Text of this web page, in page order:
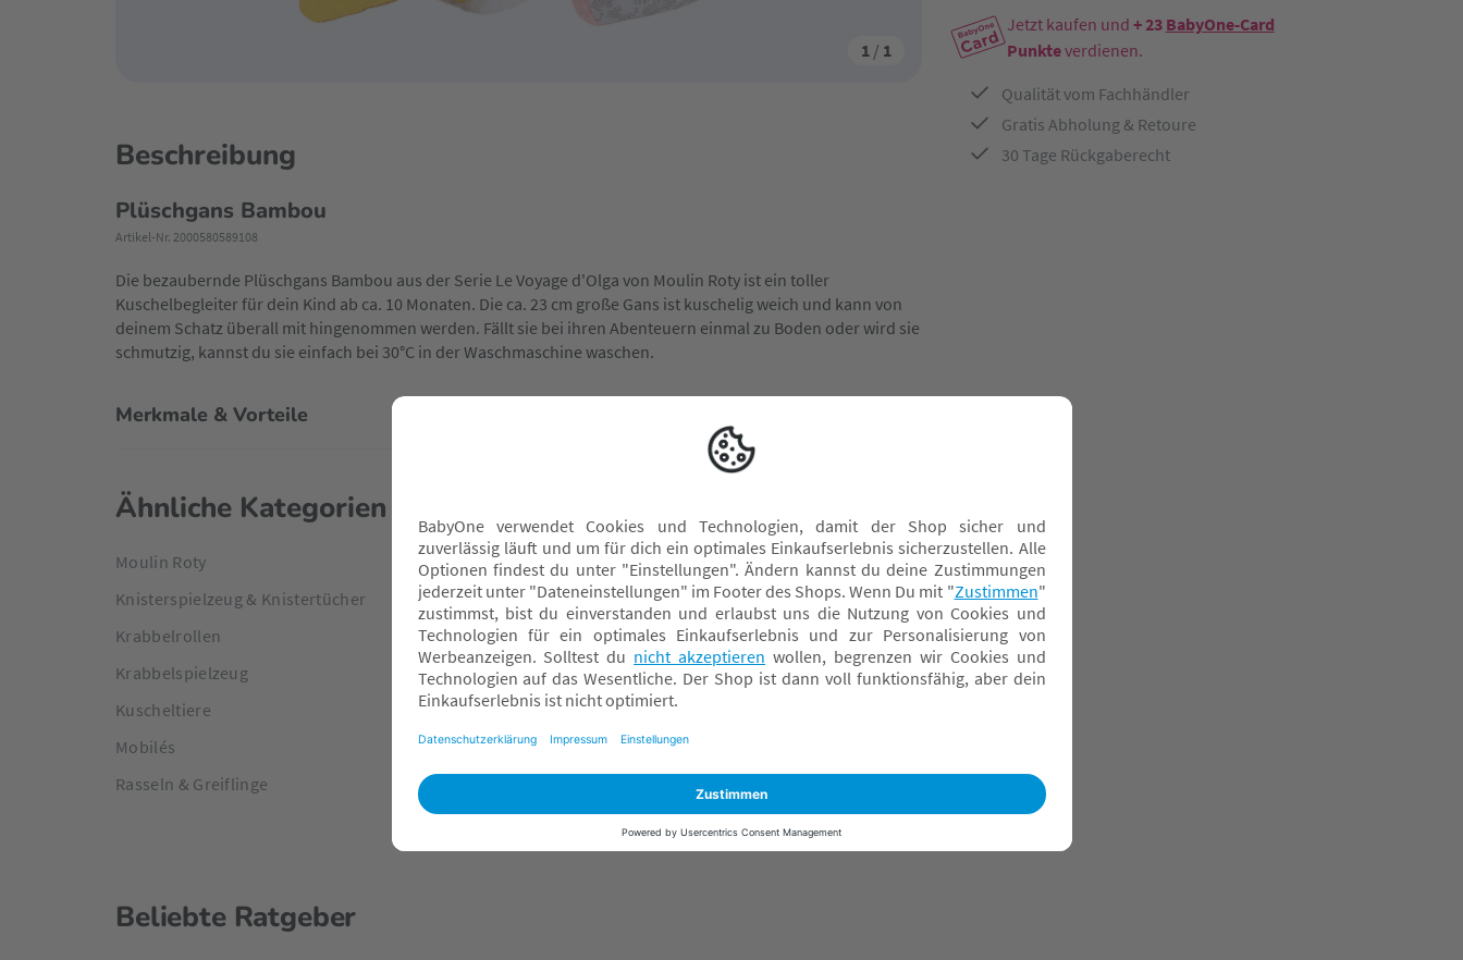
1 / 1
Jetzt kaufen und + 23 BabyOne-Card
Punkteverdienen.
Qualität vom Fachhändler
Gratis Abholung & Retoure
30 Tage Rückgaberecht
Beschreibung
Plüschgans Bambou
Artikel-Nr. 2000580589108
Die bezaubernde Plüschgans Bambou aus der Serie Le Voyage d'Olga von Moulin Roty ist ein toller
Kuschelbegleiter für dein Kind ab ca. 10 Monaten. Die ca. 23 cm große Gans ist kuschelig weich und kann von
deinem Schatz überall mit hingenommen werden. Fällt sie bei ihren Abenteuern einmal zu Boden oder wird sie
schmutzig, kannst du sie einfach bei 30°C in der Waschmaschine waschen.
Merkmale & Vorteile
Ähnliche Kategorien
Moulin Roty
Knisterspielzeug & Knistertücher
Krabbelrollen
Krabbelspielzeug
Kuscheltiere
Mobilés
Rasseln & Greiflinge
Schmusetücher
Spielbögen
Spieluhren
Spielwürfel
Wassermatten
Beliebte Ratgeber